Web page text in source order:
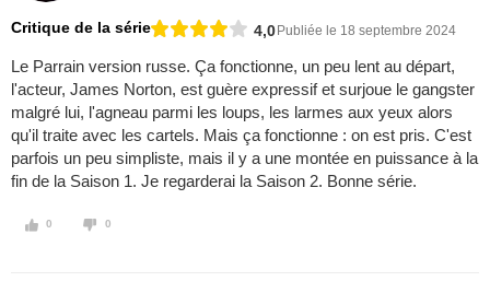
Critique de la série 4,0Publiée le 18 septembre 2024
Le Parrain version russe. Ça fonctionne, un peu lent au départ,
l'acteur, James Norton, est guère expressif et surjoue le gangster
malgré lui, l'agneau parmi les loups, les larmes aux yeux alors
qu'il traite avec les cartels. Mais ça fonctionne : on est pris. C'est
parfois un peu simpliste, mais il y a une montée en puissance à la
fin de la Saison 1. Je regarderai la Saison 2. Bonne série.
0 0